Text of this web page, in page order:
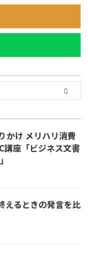
かけ メリハリ消費
講座「ビジネス文書
えるときの発言を比